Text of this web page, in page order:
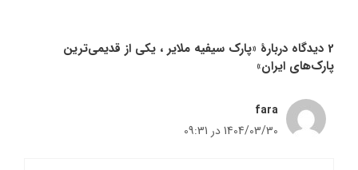
2 دیدگاه دربارهٔ «پارک سیفیه‌ ملایر ، یکی از قدیمی‌ترین
پارک‌های ایران»
fara
1404/03/30 در 09:31